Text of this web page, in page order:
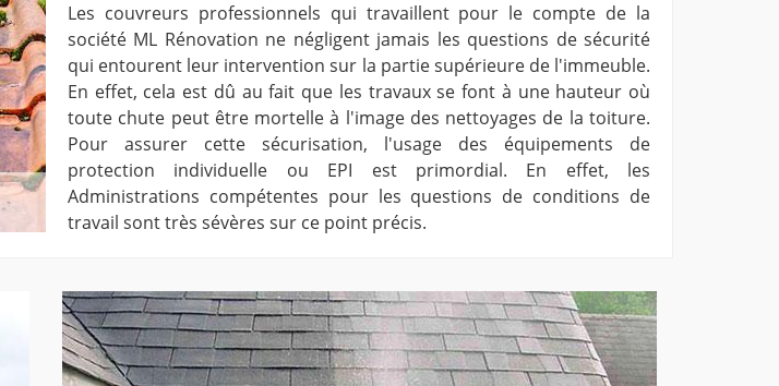
Les couvreurs professionnels qui travaillent pour le compte de la
société ML Rénovation ne négligent jamais les questions de sécurité
qui entourent leur intervention sur la partie supérieure de l'immeuble.
En effet, cela est dû au fait que les travaux se font à une hauteur où
toute chute peut être mortelle à l'image des nettoyages de la toiture.
Pour assurer cette sécurisation, l'usage des équipements de
protection individuelle ou EPI est primordial. En effet, les
Administrations compétentes pour les questions de conditions de
travail sont très sévères sur ce point précis.